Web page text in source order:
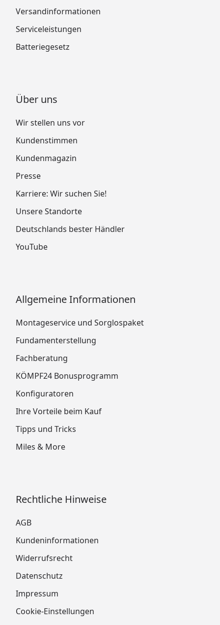
Versandinformationen
Serviceleistungen
Batteriegesetz
Über uns
Wir stellen uns vor
Kundenstimmen
Kundenmagazin
Presse
Karriere: Wir suchen Sie!
Unsere Standorte
Deutschlands bester Händler
YouTube
Allgemeine Informationen
Montageservice und Sorglospaket
Fundamenterstellung
Fachberatung
KÖMPF24 Bonusprogramm
Konfiguratoren
Ihre Vorteile beim Kauf
Tipps und Tricks
Miles & More
Rechtliche Hinweise
AGB
Kundeninformationen
Widerrufsrecht
Datenschutz
Impressum
Cookie-Einstellungen